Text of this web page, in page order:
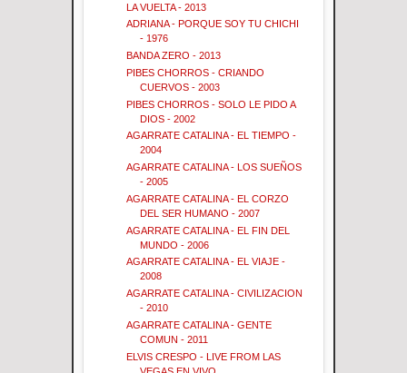
LA VUELTA - 2013
ADRIANA - PORQUE SOY TU CHICHI
- 1976
BANDA ZERO - 2013
PIBES CHORROS - CRIANDO
CUERVOS - 2003
PIBES CHORROS - SOLO LE PIDO A
DIOS - 2002
AGARRATE CATALINA - EL TIEMPO -
2004
AGARRATE CATALINA - LOS SUEÑOS
- 2005
AGARRATE CATALINA - EL CORZO
DEL SER HUMANO - 2007
AGARRATE CATALINA - EL FIN DEL
MUNDO - 2006
AGARRATE CATALINA - EL VIAJE -
2008
AGARRATE CATALINA - CIVILIZACION
- 2010
AGARRATE CATALINA - GENTE
COMUN - 2011
ELVIS CRESPO - LIVE FROM LAS